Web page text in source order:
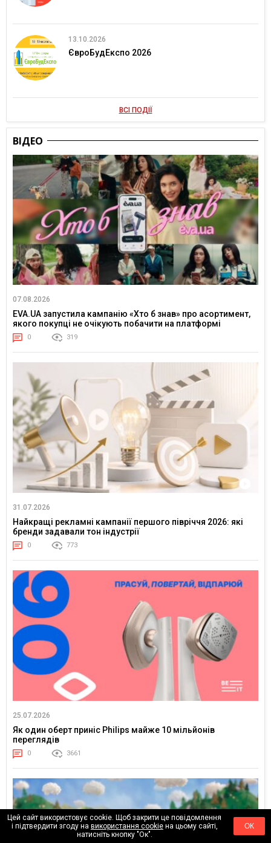
13.10.2026
ЄвроБудЕкспо 2026
ВСІ ПОДІЇ
ВІДЕО
07.08.2026
EVA.UA запустила кампанію «Хто б знав» про асортимент,
якого покупці не очікують побачити на платформі
0 319
31.07.2026
Найкращі рекламні кампанії першого півріччя 2026: які
бренди задавали тон індустрії
0 773
25.07.2026
Як один оберт приніс Philips майже 10 мільйонів
переглядів
0 3661
Цей сайт використовує cookie. Щоб закрити це повідомлення
і підтвердити згоду на використання cookieна цьому сайті,
натисніть кнопку "Ок".
ОК